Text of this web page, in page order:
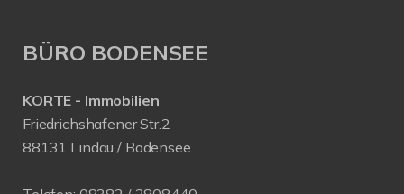
BÜRO BODENSEE
KORTE - Immobilien
Friedrichshafener Str.2
88131 Lindau / Bodensee